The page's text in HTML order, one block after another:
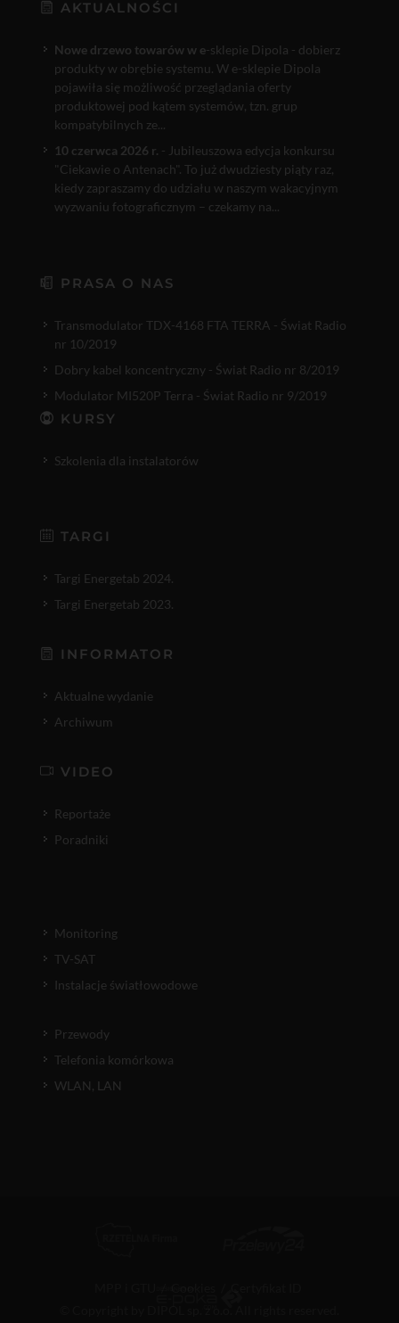
AKTUALNOŚCI
Nowe drzewo towarów w e-sklepie Dipola - dobierz
produkty w obrębie systemu. W e-sklepie Dipola
pojawiła się możliwość przeglądania oferty
produktowej pod kątem systemów, tzn. grup
kompatybilnych ze...
10 czerwca 2026 r. - Jubileuszowa edycja konkursu
"Ciekawie o Antenach". To już dwudziesty piąty raz,
kiedy zapraszamy do udziału w naszym wakacyjnym
wyzwaniu fotograficznym – czekamy na...
PRASA O NAS
Transmodulator TDX-4168 FTA TERRA - Świat Radio
nr 10/2019
Dobry kabel koncentryczny - Świat Radio nr 8/2019
Modulator MI520P Terra - Świat Radio nr 9/2019
KURSY
Szkolenia dla instalatorów
TARGI
Targi Energetab 2024.
Targi Energetab 2023.
INFORMATOR
Aktualne wydanie
Archiwum
VIDEO
Reportaże
Poradniki
Monitoring
TV-SAT
Instalacje światłowodowe
Przewody
Telefonia komórkowa
WLAN, LAN